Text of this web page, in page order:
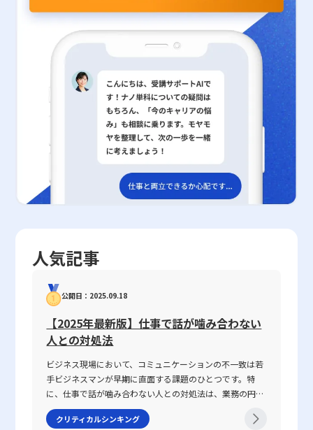
ーチとの併用が重要となります。具体的には、OSやシステムの定
期的な更新、Web無害化による悪意あるスクリプトの無効化、強
固なパスワード管理や多要素認証の実装、そして信頼性の高いセキ
ュリティ対策ソフトの導入などが挙げられます。これらの対策とレ
ピュテーションを組み合わせることで、より包括的かつ堅牢なセキ
ュリティ体制が構築され、万全のリスク管理が可能になるのです。
例えば、テレワークやリモートワークの普及に伴い、企業内部から
の情報漏洩や不正アクセスなど、新たなリスクへの対応も急務とな
っています。このような環境下では、単一の対策だけではなく、複
数のセキュリティソリューションを統合した運用が求められ、レピ
ュテーションはその一翼を担うものとして位置付けられています。
近年のサイバー攻撃の多様化や巧妙化を鑑みると、レピュテーショ
ンの自動監視機能が持つ有用性はさらに高まっていると言えるでし
ょう。 他のセキュリティ対策との連携と実践例 レピュテーション
リティパッチの適用を徹底することが第一歩です。また、Web無害
ことも非常に重要です。さらに、パスワード管理の徹底や多要素認
証の導入は、アカウントの不正アクセスを防ぐ上で必須の対策と考
えられます。 まとめ セキュリティ分野のレピュテーションは、企
業や個人が情報資産を保護するための強力なツールとして、ますま
す注目されています。本記事では、レピュテーションの基本概念、
具体的な仕組み、評価基準、さらにはドメイン、IP、Webといった
多角的な視点からの評価方法について解説しました。同時に、レピ
ュテーションの利用によって得られる幅広いセキュリティ強化効
果、運用負荷の軽減、ならびにサーバーリソースの最適化など、そ
のメリットにも触れました。一方で、最新の脅威に対する即時性
みとなるでしょう。 まとめ 今回の研究は、先延ばし癖という現代
人が直面する重大な課題に対して、未来に対する楽観的な認識が如
何に効果的に機能するかという視点を提供しました。新たな指標で
ある「時系列的ストレス観」と「時系列的幸福観」を活用すること
で、過去から未来にかけての感情の変化を定量的に把握し、特に未
来に対する希望や楽観的思考が深刻な先延ばし行動を抑制する効果
を持つことが実証されました。この成果は、個々人が自己管理能力
を向上させ、より有意義な行動を選択する上での理論的根拠となる
と同時に、ビジネス分野や教育分野における実践的なアプローチの
構築にも寄与するものです。ただし、楽観的な未来認識を促すにあ
たっては、現実のリスクや課題を見据える姿勢とのバランスが必要
であり、十分なサポート体制の整備や多角的なアプローチが求めら
れます。今後は、現場における具体的な介入策の開発や個々人の時
間観を改善するためのプログラムの導入が、先延ばし行動のさらな
研究成果はいかなるビジネスパーソンにとっても貴重な示唆を与え
ョット目標9で示される「2050年までに精神的に豊かで躍動的な社
会を実現する」という長期ビジョンにおいても重要な一石を投じる
ものであり、今後の研究および実務においても継続的な検討と発展
が期待されます。
高いと評価するか、具体的な数値化が困難な要素については、評価
の基準や尺度の設定が不十分な場合、社員間の納得感を得ることが
難しくなる可能性があります。こうした問題に対しては、多面的な
評価制度の導入や評価者間での認識統一を図るための教育・研修が
求められます。 定量的・定性的評価の使い分けと実践的活用法 ビ
ジネス現場では、定量的評価と定性的評価の双方をバランスよく活
用することが求められます。例えば、目標設定の段階では、具体的
な売上金額や契約件数などの定量目標を設定し、その達成度を数値
化することで、業務の進捗や成果を明確に把握することができま
す。これに対して、業務プロセスやチーム内のコミュニケーショ
ン、リーダーシップといった定性的な側面については、各メンバー
の自己評価や上司評価、または360度評価などを取り入れることに
より、より包括的な評価が実現可能となります。 定量的・定性的
の使い分けは、業種や業務内容、さらには企業文化によっても最適
満足度や従業員の創造性、チームワークなど、定性的な要素を重視
す。また、企業の成長段階や市場環境によっても評価手法を柔軟に
変更することが、持続的な改善と競争優位の確保につながります。
さらに、現代のビジネス環境ではデジタルツールの活用が進み、タ
レントマネジメントシステムなどを用いて社内データの一元化や見
える化が推進されています。これにより、定量的なデータだけでな
く、定性的なデータも効率的に収集・分析することが可能となり、
全体としての評価精度が向上します。デジタルツールの有効活用に
より、過去の業績だけでなく、将来の成長予測や課題抽出にもつな
がるため、戦略的な経営判断に大きなアドバンテージをもたらすと
言えるでしょう。 現代のグローバル化・デジタルトランスフォー
人気記事
公開日：2025.09.18
【2025年最新版】仕事で話が噛み合わない
人との対処法
ビジネス現場において、コミュニケーションの不一致は若
手ビジネスマンが早期に直面する課題のひとつです。特
に、仕事で話が噛み合わない人との対処法は、業務の円滑
な遂行や信頼関係の構築に直結する重要なテーマです。
2025年の現代において、情報の多様化や働き方の変化が進
クリティカルシンキング